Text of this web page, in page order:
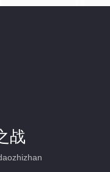
战